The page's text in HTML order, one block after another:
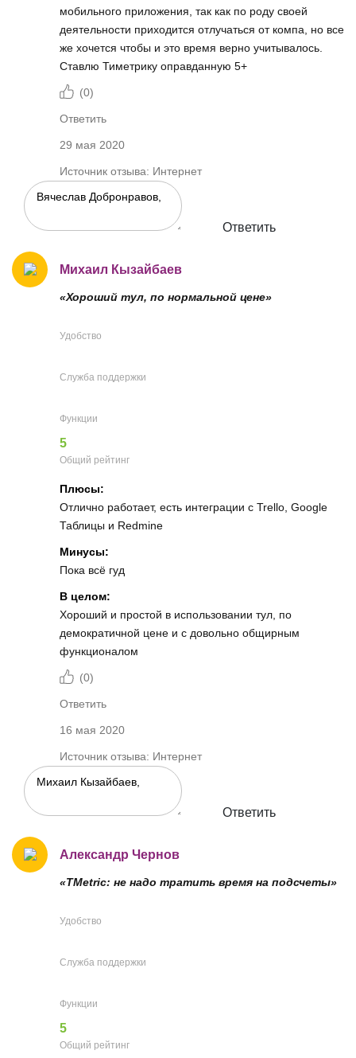
мобильного приложения, так как по роду своей
деятельности приходится отлучаться от компа, но все
же хочется чтобы и это время верно учитывалось.
Ставлю Тиметрику оправданную 5+
(0)
Ответить
29 мая 2020
Источник отзыва: Интернет
Ответить
Михаил Кызайбаев
«Хороший тул, по нормальной цене»
Удобство
Служба поддержки
Функции
5
Общий рейтинг
Плюсы:
Отлично работает, есть интеграции с Trello, Google
Таблицы и Redmine
Минусы:
Пока всё гуд
В целом:
Хороший и простой в использовании тул, по
демократичной цене и с довольно общирным
функционалом
(0)
Ответить
16 мая 2020
Источник отзыва: Интернет
Ответить
Александр Чернов
«TMetric: не надо тратить время на подсчеты»
Удобство
Служба поддержки
Функции
5
Общий рейтинг